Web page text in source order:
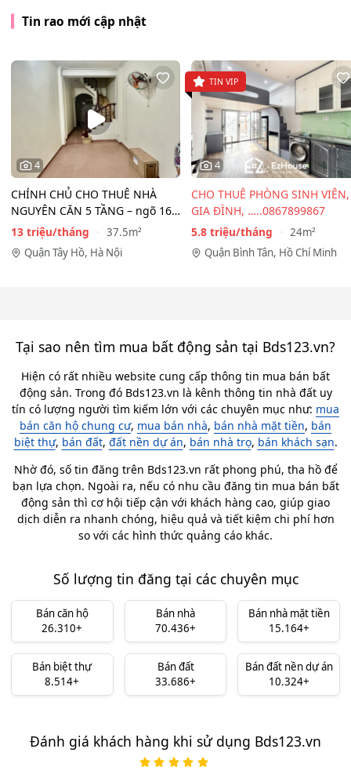
Tin rao mới cập nhật
4
CHÍNH CHỦ CHO THUÊ NHÀ
NGUYÊN CĂN 5 TẦNG – ngõ 167
Đồng Cổ, Tây Hồ
13 triệu/tháng
37.5m²
Quận Tây Hồ, Hà Nội
4
TIN VIP
CHO THUÊ PHÒNG SINH VIÊN,
GIA ĐÌNH, …..0867899867
5.8 triệu/tháng
24m²
Quận Bình Tân, Hồ Chí Minh
Tại sao nên tìm mua bất động sản tại Bds123.vn?
Hiện có rất nhiều website cung cấp thông tin mua bán bất
động sản. Trong đó Bds123.vn là kênh thông tin nhà đất uy
tín có lượng người tìm kiếm lớn với các chuyên mục như: mua
bán căn hộ chung cư, mua bán nhà, bán nhà mặt tiền, bán
biệt thự, bán đất, đất nền dự án, bán nhà trọ, bán khách sạn.
Nhờ đó, số tin đăng trên Bds123.vn rất phong phú, tha hồ để
bạn lựa chọn. Ngoài ra, nếu có nhu cầu đăng tin mua bán bất
động sản thì cơ hội tiếp cận với khách hàng cao, giúp giao
dịch diễn ra nhanh chóng, hiệu quả và tiết kiệm chi phí hơn
so với các hình thức quảng cáo khác.
Số lượng tin đăng tại các chuyên mục
Bán căn hộ
26.310+
Bán nhà
70.436+
Bán nhà mặt tiền
15.164+
Bán biệt thự
8.514+
Bán đất
33.686+
Bán đất nền dự án
10.324+
Đánh giá khách hàng khi sử dụng Bds123.vn